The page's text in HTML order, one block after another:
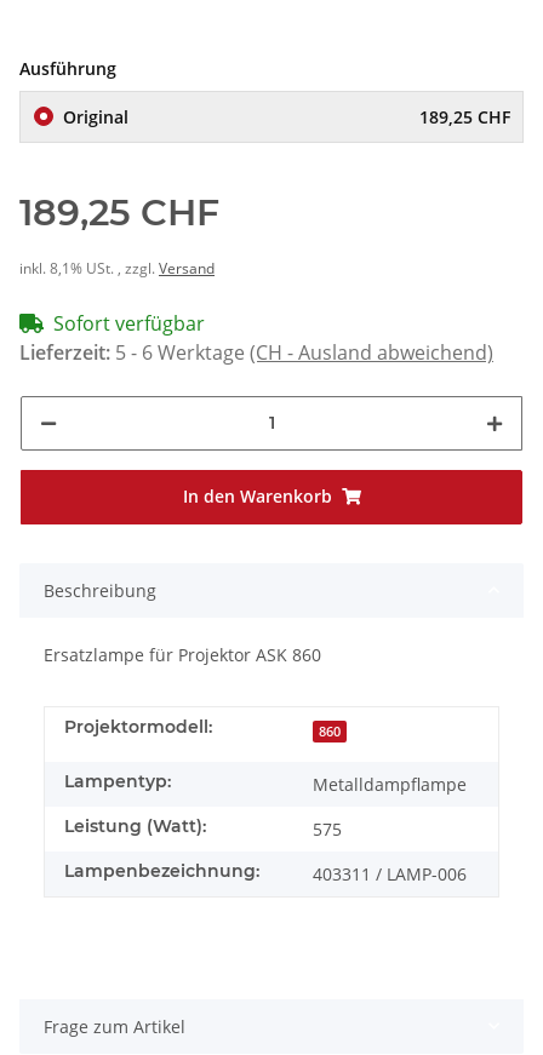
Ausführung
Original 189,25 CHF
189,25 CHF
inkl. 8,1% USt. , zzgl.Versand
Sofort verfügbar
Lieferzeit: 5 - 6 Werktage (CH - Ausland abweichend)
In den Warenkorb
Beschreibung
Ersatzlampe für Projektor ASK 860
Projektormodell: 860
Lampentyp: Metalldampflampe
Leistung (Watt): 575
Lampenbezeichnung: 403311 / LAMP-006
Frage zum Artikel